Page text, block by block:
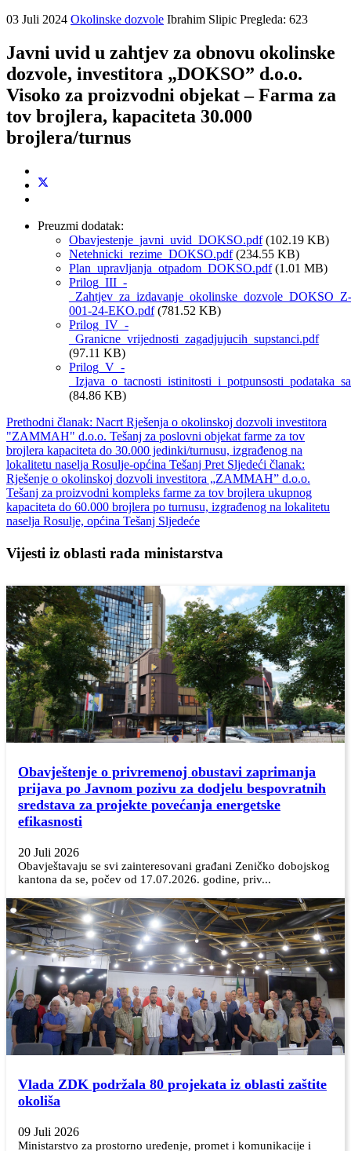
03 Juli 2024 Okolinske dozvole Ibrahim Slipic Pregleda: 623
Javni uvid u zahtjev za obnovu okolinske
dozvole, investitora „DOKSO” d.o.o.
Visoko za proizvodni objekat – Farma za
tov brojlera, kapaciteta 30.000
brojlera/turnus
Preuzmi dodatak:
Obavjestenje_javni_uvid_DOKSO.pdf(102.19 KB)
Netehnicki_rezime_DOKSO.pdf(234.55 KB)
Plan_upravljanja_otpadom_DOKSO.pdf(1.01 MB)
Prilog_III_-
_Zahtjev_za_izdavanje_okolinske_dozvole_DOKSO_Z-
001-24-EKO.pdf(781.52 KB)
Prilog_IV_-
_Granicne_vrijednosti_zagadjujucih_supstanci.pdf
(97.11 KB)
Prilog_V_-
(84.86 KB)
Prethodni članak: Nacrt Rješenja o okolinskoj dozvoli investitora
"ZAMMAH" d.o.o. Tešanj za poslovni objekat farme za tov
brojlera kapaciteta do 30.000 jedinki/turnusu, izgrađenog na
lokalitetu naselja Rosulje-općina Tešanj Pret Sljedeći članak:
Rješenje o okolinskoj dozvoli investitora „ZAMMAH” d.o.o.
Tešanj za proizvodni kompleks farme za tov brojlera ukupnog
kapaciteta do 60.000 brojlera po turnusu, izgrađenog na lokalitetu
naselja Rosulje, općina Tešanj Sljedeće
Vijesti iz oblasti rada ministarstva
Obavještenje o privremenoj obustavi zaprimanja
prijava po Javnom pozivu za dodjelu bespovratnih
sredstava za projekte povećanja energetske
efikasnosti
20 Juli 2026
Obavještavaju se svi zainteresovani građani Zeničko dobojskog
kantona da se, počev od 17.07.2026. godine, priv...
Vlada ZDK podržala 80 projekata iz oblasti zaštite
okoliša
09 Juli 2026
Ministarstvo za prostorno uređenje, promet i komunikacije i